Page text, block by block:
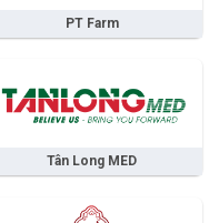
PT Farm
Tân Long MED